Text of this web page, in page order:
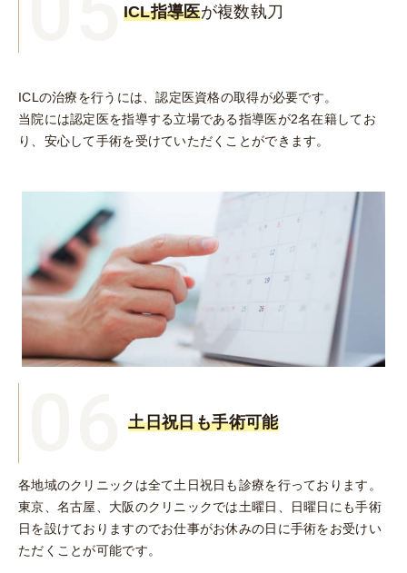
ICL指導医が複数執刀
ICLの治療を行うには、認定医資格の取得が必要です。
当院には認定医を指導する立場である指導医が2名在籍してお
り、安心して手術を受けていただくことができます。
土日祝日も手術可能
各地域のクリニックは全て土日祝日も診療を行っております。
東京、名古屋、大阪のクリニックでは土曜日、日曜日にも手術
日を設けておりますのでお仕事がお休みの日に手術をお受けい
ただくことが可能です。